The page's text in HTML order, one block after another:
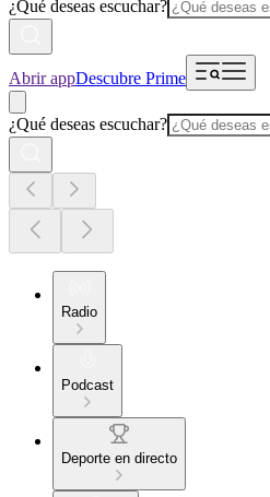
¿Qué deseas escuchar?
Abrir appDescubre Prime
¿Qué deseas escuchar?
Radio
Podcast
Deporte en directo